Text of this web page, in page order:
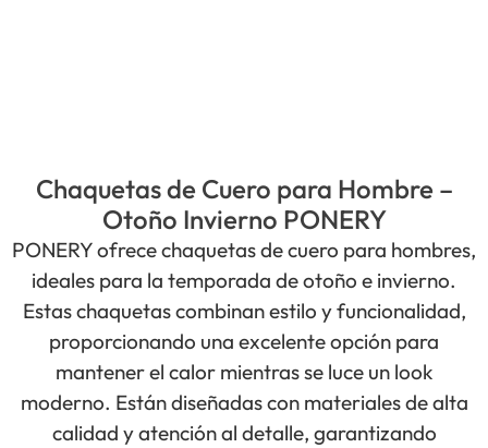
Chaquetas de Cuero para Hombre –
Otoño Invierno PONERY
PONERY ofrece chaquetas de cuero para hombres,
ideales para la temporada de otoño e invierno.
Estas chaquetas combinan estilo y funcionalidad,
proporcionando una excelente opción para
mantener el calor mientras se luce un look
moderno. Están diseñadas con materiales de alta
calidad y atención al detalle, garantizando